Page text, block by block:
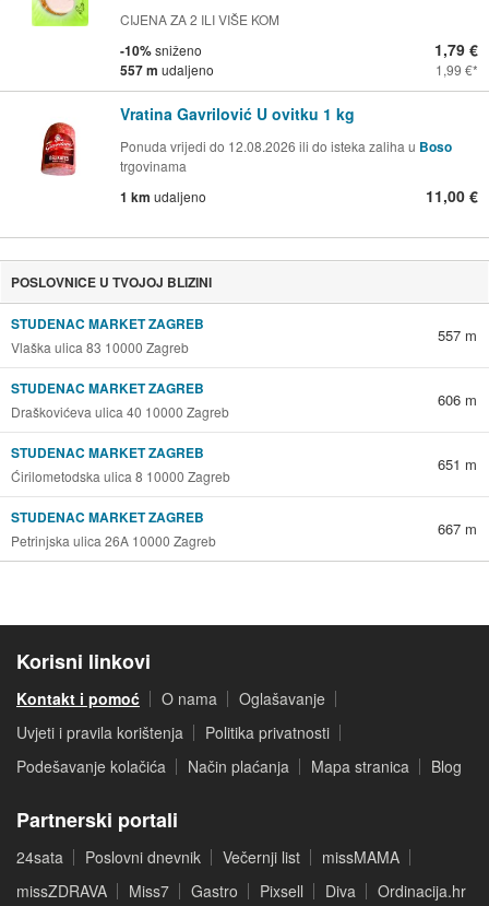
CIJENA ZA 2 ILI VIŠE KOM
-10%sniženo
557 m udaljeno
1,79 €
1,99 €
Vratina Gavrilović U ovitku 1 kg
Ponuda vrijedi do 12.08.2026 ili do isteka zaliha u Boso
trgovinama
1 km udaljeno 11,00 €
POSLOVNICE U TVOJOJ BLIZINI
STUDENAC MARKET ZAGREB
Vlaška ulica 83 10000 Zagreb
557 m
STUDENAC MARKET ZAGREB
Draškovićeva ulica 40 10000 Zagreb
606 m
STUDENAC MARKET ZAGREB
Ćirilometodska ulica 8 10000 Zagreb
651 m
STUDENAC MARKET ZAGREB
Petrinjska ulica 26A 10000 Zagreb
667 m
Korisni linkovi
Kontakt i pomoć O nama
Oglašavanje
Uvjeti i pravila korištenja
Politika privatnosti
Podešavanje kolačića
Način plaćanja Mapa stranica Blog
Partnerski portali
24sata Poslovni dnevnik Večernji list
missMAMA
missZDRAVA
Miss7 Gastro Pixsell Diva Ordinacija.hr